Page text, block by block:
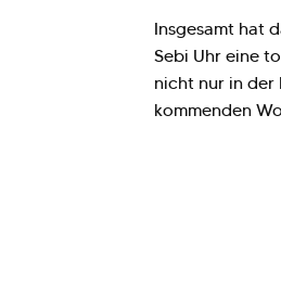
Insgesamt hat
Sebi Uhr eine
nicht nur in
kommenden